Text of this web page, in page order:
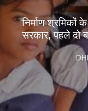
निर्माण श्रमिकों
सरकार, पहले दो